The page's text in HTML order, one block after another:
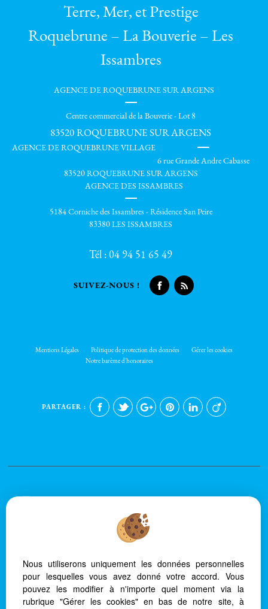
Terre, Mer, et Prestige
Roquebrune – La Bouverie – Les
Issambres
AGENCE DE ROQUEBRUNE SUR ARGENS
Centre commercial de la Bouverie - Lot 8
83520 ROQUEBRUNE SUR ARGENS
AGENCE DE ROQUEBRUNE VILLAGE
6 rue Grande Andre Cabasse
83520 ROQUEBRUNE SUR ARGENS
AGENCE DES ISSAMBRES
5184 Corniche des Issambres - Résidence San Peire
83380 LES ISSAMBRES
Tél :04 94 51 65 49
SUIVEZ-NOUS !
Mentions Légales Politique de protection des données
Gérer les cookies
Notre barème d'honoraires
PARTAGER :
Afin de vous offrir un confort de lecture permanent, depuis votre PC, votre
tablette ou votre smartphone, notre site s'adapte automatiquement aux
différents types d'écrans
Logiciel immobilier
Création site internet
Référencement immobilier
Nous utiliserons uniquement les données personnelles
pour lesquelles vous avez donné votre accord. Vous
pouvez les modifier à n'importe quel moment via la
rubrique "Gérer les cookies" en bas de notre site, à